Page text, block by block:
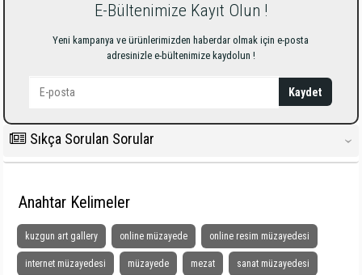
E-Bültenimize Kayıt Olun !
Yeni kampanya ve ürünlerimizden haberdar olmak için e-posta
adresinizle e-bültenimize kaydolun !
Kaydet
Sıkça Sorulan Sorular ‹
Anahtar Kelimeler
kuzgun art gallery online müzayede online resim müzayedesi
internet müzayedesi müzayede mezat sanat müzayedesi